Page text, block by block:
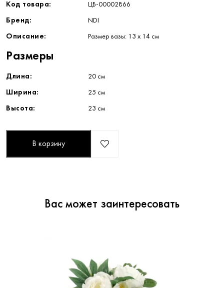
Код товара: ЦБ-00002866
Бренд: NDI
Описание: Размер вазы: 13 х 14 см
Размеры
Длина: 20 см
Ширина: 25 см
Высота: 23 см
В корзину
Вас может заинтересовать